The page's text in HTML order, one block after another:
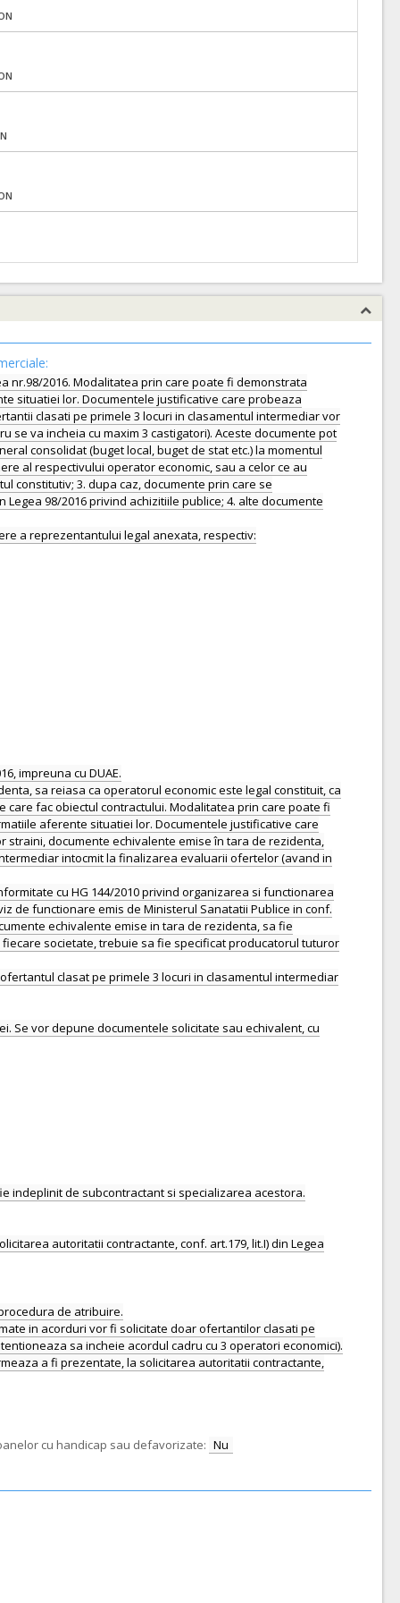
nr.98/2016. Modalitatea prin care poate fi demonstrata
situatiei lor. Documentele justificative care probeaza
clasati pe primele 3 locuri in clasamentul intermediar vor
va incheia cu maxim 3 castigatori). Aceste documente pot
consolidat (buget local, buget de stat etc.) la momentul
al respectivului operator economic, sau a celor ce au
constitutiv; 3. dupa caz, documente prin care se
98/2016 privind achizitiile publice; 4. alte documente
a reprezentantului legal anexata, respectiv:
impreuna cu DUAE.
sa reiasa ca operatorul economic este legal constituit, ca
fac obiectul contractului. Modalitatea prin care poate fi
aferente situatiei lor. Documentele justificative care
straini, documente echivalente emise în tara de rezidenta,
intocmit la finalizarea evaluarii ofertelor (avand in
cu HG 144/2010 privind organizarea si functionarea
de functionare emis de Ministerul Sanatatii Publice in conf.
echivalente emise in tara de rezidenta, sa fie
societate, trebuie sa fie specificat producatorul tuturor
clasat pe primele 3 locuri in clasamentul intermediar
Se vor depune documentele solicitate sau echivalent, cu
indeplinit de subcontractant si specializarea acestora.
autoritatii contractante, conf. art.179, lit.I) din Legea
de atribuire.
in acorduri vor fi solicitate doar ofertantilor clasati pe
sa incheie acordul cadru cu 3 operatori economici).
a fi prezentate, la solicitarea autoritatii contractante,
cu handicap sau defavorizate: Nu